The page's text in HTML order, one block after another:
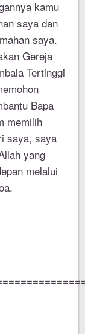
kamu
saya dan
saya.
Gereja
Tertinggi
Bapa
memilih
saya, saya
yang
melalui